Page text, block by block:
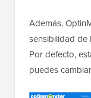
Además,
sensibilidad de
Por defecto,
puedes